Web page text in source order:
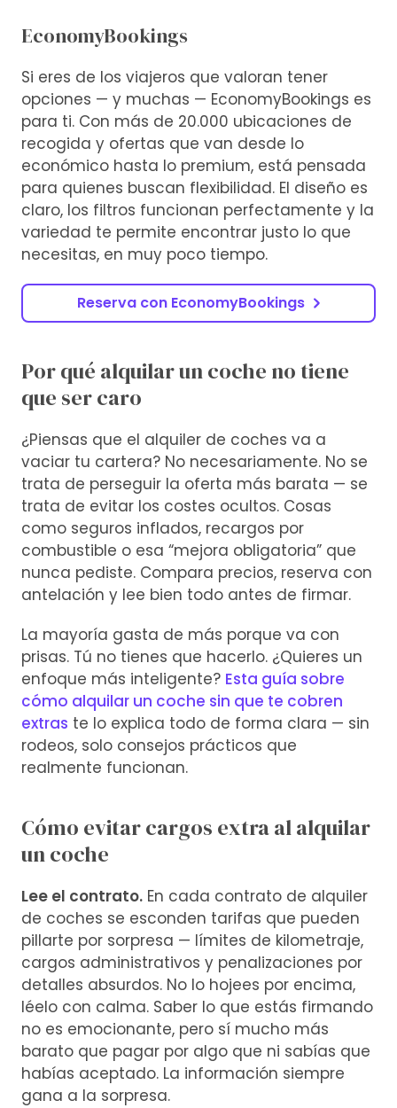
EconomyBookings
Si eres de los viajeros que valoran tener
opciones — y muchas — EconomyBookings es
para ti. Con más de 20.000 ubicaciones de
recogida y ofertas que van desde lo
económico hasta lo premium, está pensada
para quienes buscan flexibilidad. El diseño es
claro, los filtros funcionan perfectamente y la
variedad te permite encontrar justo lo que
necesitas, en muy poco tiempo.
Reserva con EconomyBookings
Por qué alquilar un coche no tiene
que ser caro
¿Piensas que el alquiler de coches va a
vaciar tu cartera? No necesariamente. No se
trata de perseguir la oferta más barata — se
trata de evitar los costes ocultos. Cosas
como seguros inflados, recargos por
combustible o esa “mejora obligatoria” que
nunca pediste. Compara precios, reserva con
antelación y lee bien todo antes de firmar.
La mayoría gasta de más porque va con
prisas. Tú no tienes que hacerlo. ¿Quieres un
enfoque más inteligente? Esta guía sobre
cómo alquilar un coche sin que te cobren
extras te lo explica todo de forma clara — sin
rodeos, solo consejos prácticos que
realmente funcionan.
Cómo evitar cargos extra al alquilar
un coche
Lee el contrato. En cada contrato de alquiler
de coches se esconden tarifas que pueden
pillarte por sorpresa — límites de kilometraje,
cargos administrativos y penalizaciones por
detalles absurdos. No lo hojees por encima,
léelo con calma. Saber lo que estás firmando
no es emocionante, pero sí mucho más
barato que pagar por algo que ni sabías que
habías aceptado. La información siempre
gana a la sorpresa.